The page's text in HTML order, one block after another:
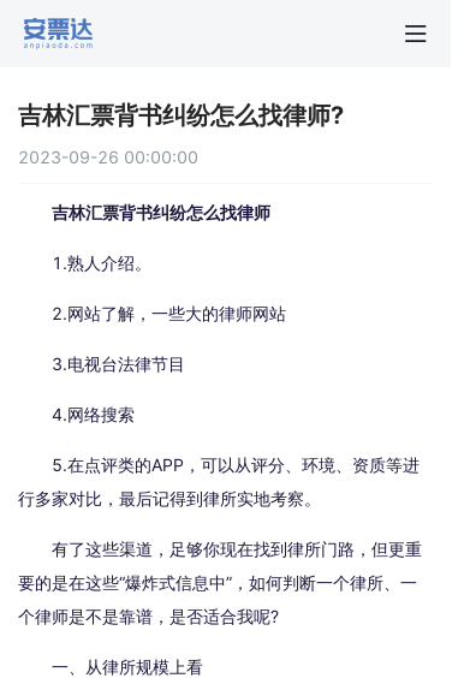
吉林汇票背书纠纷怎么找律师?
2023-09-26 00:00:00
吉林汇票背书纠纷怎么找律师
1.熟人介绍。
2.网站了解，一些大的律师网站
3.电视台法律节目
4.网络搜索
5.在点评类的APP，可以从评分、环境、资质等进
行多家对比，最后记得到律所实地考察。
有了这些渠道，足够你现在找到律所门路，但更重
要的是在这些“爆炸式信息中”，如何判断一个律所、一
个律师是不是靠谱，是否适合我呢?
一、从律所规模上看